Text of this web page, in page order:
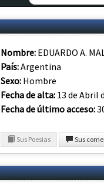
Nombre: EDUARDO A.
País:Argentina
Sexo: Hombre
Fecha de alta: 13 de Abril
Fecha de último acceso:
Sus Poesias Sus